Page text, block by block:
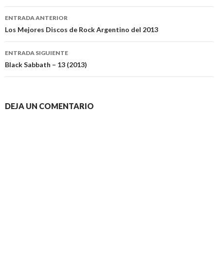
Navegación
de
entradas
ENTRADA ANTERIOR
Los Mejores Discos de Rock Argentino del 2013
ENTRADA SIGUIENTE
Black Sabbath – 13 (2013)
DEJA UN COMENTARIO